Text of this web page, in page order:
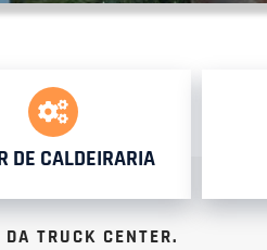
DE CALDEIRARIA
TRUCK CENTER.